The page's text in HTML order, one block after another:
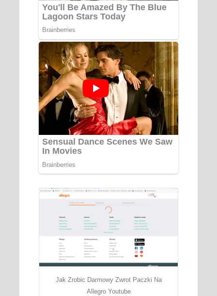
Jak Zrobic Darmowy Zwrot Paczki Na
Allegro Youtube